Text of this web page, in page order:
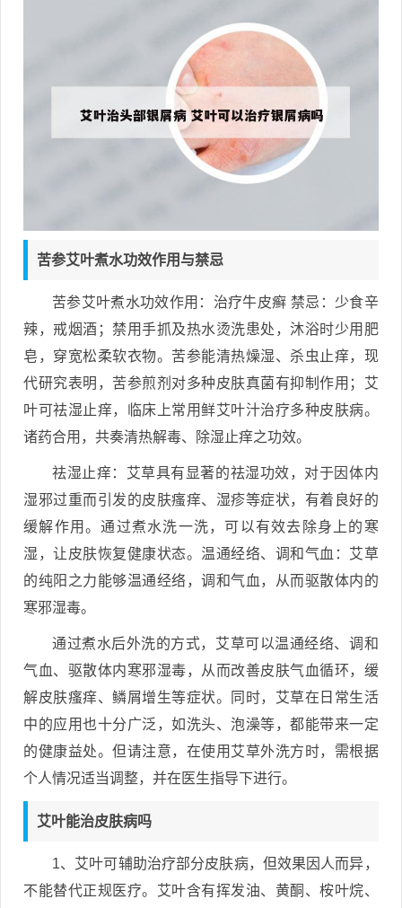
苦参艾叶煮水功效作用与禁忌
苦参艾叶煮水功效作用：治疗牛皮癣 禁忌：少食辛
辣，戒烟酒；禁用手抓及热水烫洗患处，沐浴时少用肥
皂，穿宽松柔软衣物。苦参能清热燥湿、杀虫止痒，现
代研究表明，苦参煎剂对多种皮肤真菌有抑制作用；艾
叶可祛湿止痒，临床上常用鲜艾叶汁治疗多种皮肤病。
诸药合用，共奏清热解毒、除湿止痒之功效。
祛湿止痒：艾草具有显著的祛湿功效，对于因体内
湿邪过重而引发的皮肤瘙痒、湿疹等症状，有着良好的
缓解作用。通过煮水洗一洗，可以有效去除身上的寒
湿，让皮肤恢复健康状态。温通经络、调和气血：艾草
的纯阳之力能够温通经络，调和气血，从而驱散体内的
寒邪湿毒。
通过煮水后外洗的方式，艾草可以温通经络、调和
气血、驱散体内寒邪湿毒，从而改善皮肤气血循环，缓
解皮肤瘙痒、鳞屑增生等症状。同时，艾草在日常生活
中的应用也十分广泛，如洗头、泡澡等，都能带来一定
的健康益处。但请注意，在使用艾草外洗方时，需根据
个人情况适当调整，并在医生指导下进行。
艾叶能治皮肤病吗
1、艾叶可辅助治疗部分皮肤病，但效果因人而异，
不能替代正规医疗。艾叶含有挥发油、黄酮、桉叶烷、